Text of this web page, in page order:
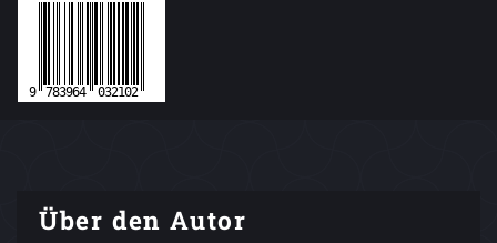
Über den Autor